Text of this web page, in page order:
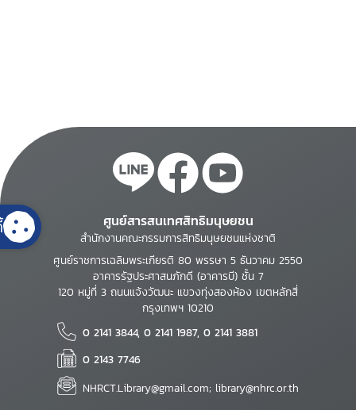
ศูนย์สารสนเทศสิทธิมนุษยชน
สำนักงานคณะกรรมการสิทธิมนุษยชนแห่งชาติ
ศูนย์ราชการเฉลิมพระเกียรติ 80 พรรษา 5 ธันวาคม 2550
อาคารรัฐประศาสนภักดี (อาคารบี) ชั้น 7
120 หมู่ที่ 3 ถนนแจ้งวัฒนะ แขวงทุ่งสองห้อง เขตหลักสี่
กรุงเทพฯ 10210
0 2141 3844, 0 2141 1987, 0 2141 3881
0 2143 7746
NHRCT.Library@gmail.com; library@nhrc.or.th